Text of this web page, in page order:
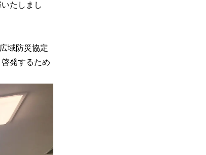
たしまし
域防災協定
発するため